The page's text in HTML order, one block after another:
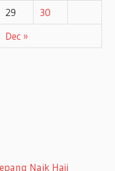
Dec »
29 30
Naik Haji